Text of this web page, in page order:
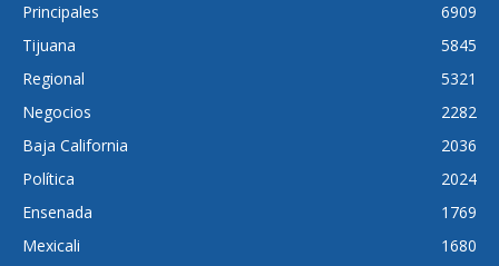
Principales
6909
Tijuana
5845
Regional
5321
Negocios
2282
Baja California
2036
Política
2024
Ensenada
1769
Mexicali
1680